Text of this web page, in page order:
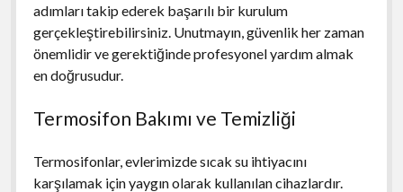
adımları takip ederek başarılı bir kurulum
gerçekleştirebilirsiniz. Unutmayın, güvenlik her zaman
önemlidir ve gerektiğinde profesyonel yardım almak
en doğrusudur.
Termosifon Bakımı ve Temizliği
Termosifonlar, evlerimizde sıcak su ihtiyacını
karşılamak için yaygın olarak kullanılan cihazlardır.